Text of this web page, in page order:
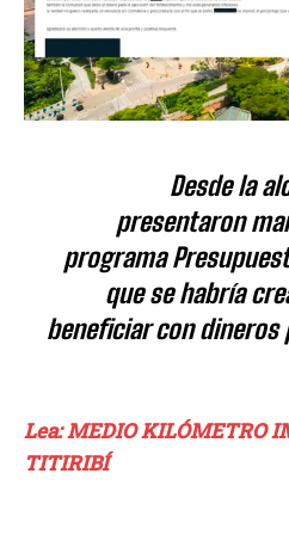
Desde la
presentaron
programa
que se habría
beneficiar con dineros
Lea: MEDIO KILÓMETRO
TITIRIBÍ